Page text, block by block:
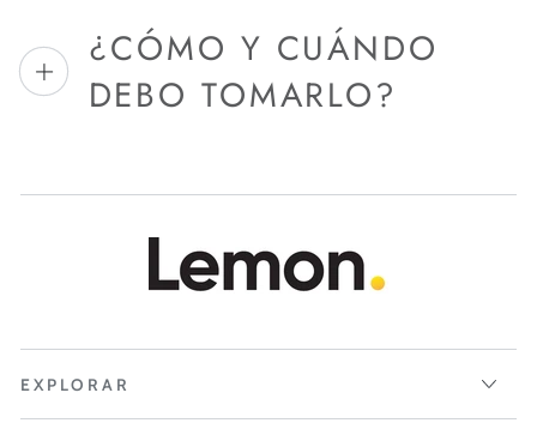
¿CÓMO Y CUÁNDO
DEBO TOMARLO?
EXPLORAR